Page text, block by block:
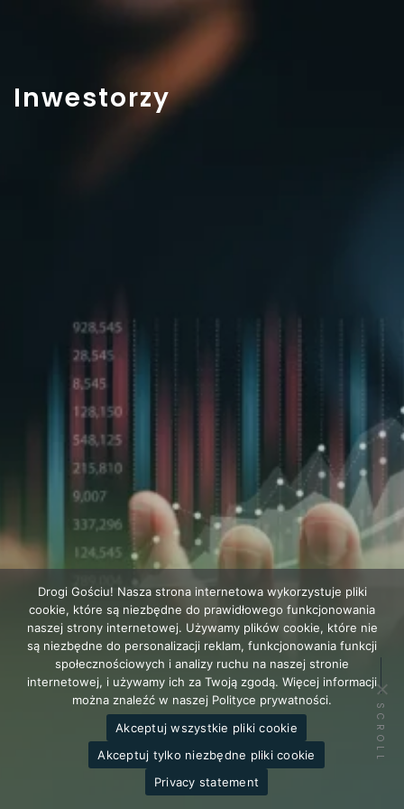
Inwestorzy
SCROLL
Drogi Gościu! Nasza strona internetowa wykorzystuje pliki
cookie, które są niezbędne do prawidłowego funkcjonowania
naszej strony internetowej. Używamy plików cookie, które nie
są niezbędne do personalizacji reklam, funkcjonowania funkcji
społecznościowych i analizy ruchu na naszej stronie
internetowej, i używamy ich za Twoją zgodą. Więcej informacji
można znaleźć w naszej Polityce prywatności.
Akceptuj wszystkie pliki cookie
Akceptuj tylko niezbędne pliki cookie
Privacy statement